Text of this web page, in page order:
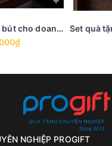
Set quà tặng sổ bút cho doanh nghiệp - GS 9
NGHIỆP PROGIFT